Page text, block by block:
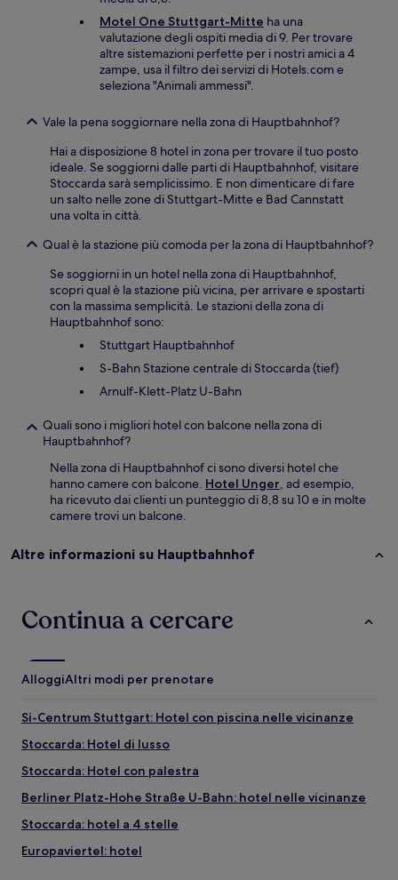
Motel One Stuttgart-Mitte ha una
valutazione degli ospiti media di 9. Per trovare
altre sistemazioni perfette per i nostri amici a 4
zampe, usa il filtro dei servizi di Hotels.com e
seleziona "Animali ammessi".
Vale la pena soggiornare nella zona di Hauptbahnhof?
Hai a disposizione 8 hotel in zona per trovare il tuo posto
ideale. Se soggiorni dalle parti di Hauptbahnhof, visitare
Stoccarda sarà semplicissimo. E non dimenticare di fare
un salto nelle zone di Stuttgart-Mitte e Bad Cannstatt
una volta in città.
Qual è la stazione più comoda per la zona di Hauptbahnhof?
Se soggiorni in un hotel nella zona di Hauptbahnhof,
scopri qual è la stazione più vicina, per arrivare e spostarti
con la massima semplicità. Le stazioni della zona di
Hauptbahnhof sono:
Stuttgart Hauptbahnhof
S-Bahn Stazione centrale di Stoccarda (tief)
Arnulf-Klett-Platz U-Bahn
Quali sono i migliori hotel con balcone nella zona di
Hauptbahnhof?
Nella zona di Hauptbahnhof ci sono diversi hotel che
hanno camere con balcone. Hotel Unger, ad esempio,
ha ricevuto dai clienti un punteggio di 8,8 su 10 e in molte
camere trovi un balcone.
Altre informazioni su Hauptbahnhof
Continua a cercare
AlloggiAltri modi per prenotare
Si-Centrum Stuttgart: Hotel con piscina nelle vicinanze
Stoccarda: Hotel di lusso
Stoccarda: Hotel con palestra
Berliner Platz-Hohe Straße U-Bahn: hotel nelle vicinanze
Stoccarda: hotel a 4 stelle
Europaviertel: hotel